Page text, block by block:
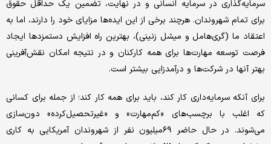
سرمایه‌گذاری در سرمایه انسانی و در نهایت، تضمین یک حداقل حقوق
برای تمام شهروندان. هرچند برخی از این ایده‌ها مزایای خود را دارند، اما به
اعتقاد ما (گری‌هامل و میشل زنینی)، بهترین راه افزایش دستمزدها ایجاد
فرصت توسعه مهارت‌ها برای همه کارکنان و در نتیجه امکان نقش‌آفرینی
بهتر آنها در شرکت‌ها و درآمدزایی بیشتر است.
برای آنکه سرمایه‌داری کار کند، باید برای همه کار کند؛ از جمله برای کسانی
که اغلب با برچسب‌های «کم‌مهارت» و «غیرتحصیل‌کرده» دون‌سازی
می‌شوند. در حال حاضر ۶۹‌میلیون نفر از شهروندان آمریکایی به کاری